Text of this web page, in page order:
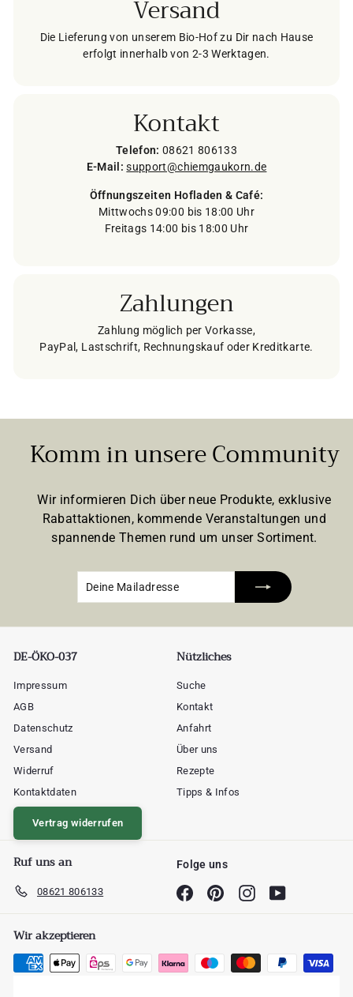
Versand
Die Lieferung von unserem Bio-Hof zu Dir nach Hause
erfolgt innerhalb von 2-3 Werktagen.
Kontakt
Telefon: 08621 806133
E-Mail: support@chiemgaukorn.de
Öffnungszeiten Hofladen & Café:
Mittwochs 09:00 bis 18:00 Uhr
Freitags 14:00 bis 18:00 Uhr
Zahlungen
Zahlung möglich per Vorkasse,
PayPal, Lastschrift, Rechnungskauf oder Kreditkarte.
Komm in unsere Community
Wir informieren Dich über neue Produkte, exklusive
Rabattaktionen, kommende Veranstaltungen und
spannende Themen rund um unser Sortiment.
DE-ÖKO-037
Impressum
AGB
Datenschutz
Versand
Widerruf
Kontaktdaten
Vertrag widerrufen
Nützliches
Suche
Kontakt
Anfahrt
Über uns
Rezepte
Tipps & Infos
Ruf uns an
08621 806133
Folge uns
FacebookPinterestInstagram
Wir akzeptieren